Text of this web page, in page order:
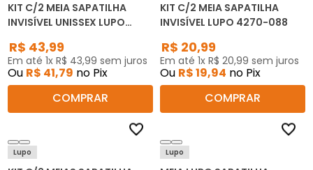
KIT C/2 MEIA SAPATILHA
INVISÍVEL UNISSEX LUPO
R$ 43,99
Em até 1x R$ 43,99 sem juros
Ou R$ 41,79 no Pix
COMPRAR
KIT C/2 MEIA SAPATILHA
INVISÍVEL LUPO 4270-088
R$ 20,99
Em até 1x R$ 20,99 sem juros
Ou R$19,94 no Pix
COMPRAR
Lupo Lupo